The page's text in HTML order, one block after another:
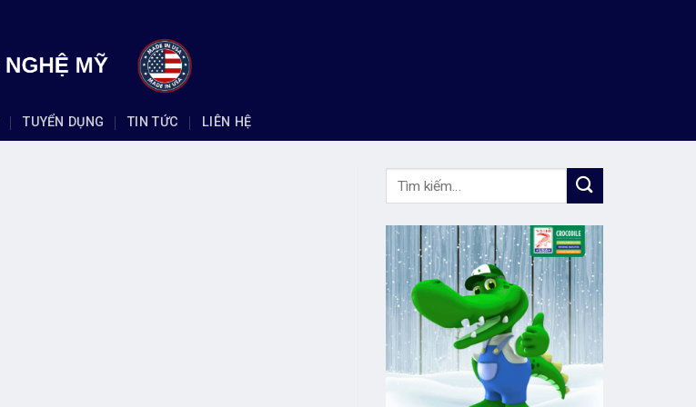
TUYỂN DỤNG TIN TỨC LIÊN HỆ